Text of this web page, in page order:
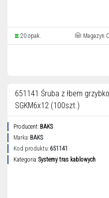
20 opak. Magazyn
651141 Śruba z łbem
SGKM6x12 (100szt.)
Producent: BAKS
Marka: BAKS
Kod produktu: 651141
Kategoria:Systemy tras kablowych